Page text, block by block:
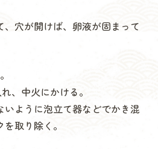
穴が開けば、卵液が固まって
、中火にかける。
いように泡立て器などでかき混
取り除く。